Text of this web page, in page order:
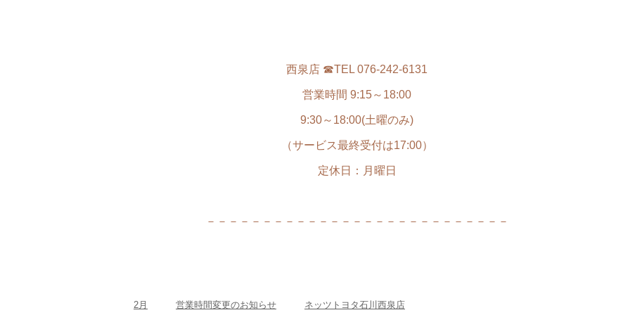
西泉店 ☎TEL 076-242-6131
営業時間 9:15～18:00
9:30～18:00(土曜のみ)
（サービス最終受付は17:00）
定休日：月曜日
－－－－－－－－－－－－－－－－－－－－－－－－－－－
2月 営業時間変更のお知らせ ネッツトヨタ石川西泉店